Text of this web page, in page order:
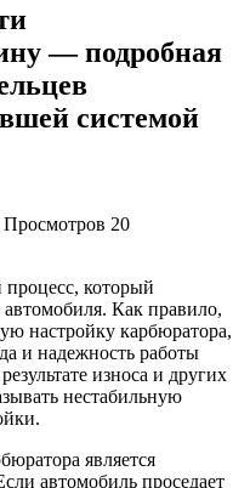
— подробная
системой
Просмотров 20
который
автомобиля. Как правило,
настройку карбюратора,
и надежность работы
износа и других
нестабильную
является
автомобиль проседает